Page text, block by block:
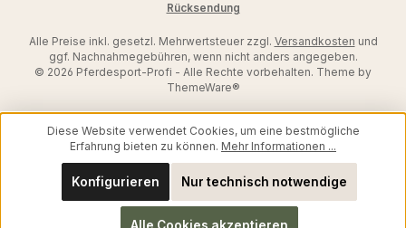
Rücksendung
Alle Preise inkl. gesetzl. Mehrwertsteuer zzgl. Versandkosten und
ggf. Nachnahmegebühren, wenn nicht anders angegeben.
© 2026 Pferdesport-Profi - Alle Rechte vorbehalten. Theme by
ThemeWare®
Diese Website verwendet Cookies, um eine bestmögliche
Erfahrung bieten zu können. Mehr Informationen ...
Nur technisch notwendige
Konfigurieren